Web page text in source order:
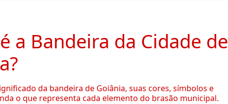
a Bandeira da Cidade de
da bandeira de Goiânia, suas cores, símbolos e
o que representa cada elemento do brasão municipal.